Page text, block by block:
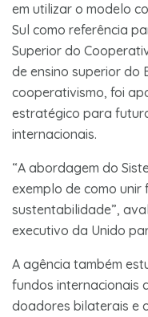
em utilizar o modelo
Sul como referência
Superior do
de ensino superior do
cooperativismo, foi
estratégico para
internacionais.
“A abordagem do
exemplo de como unir
sustentabilidade”,
executivo da Unido
A agência também
fundos internacionais
doadores bilaterais e